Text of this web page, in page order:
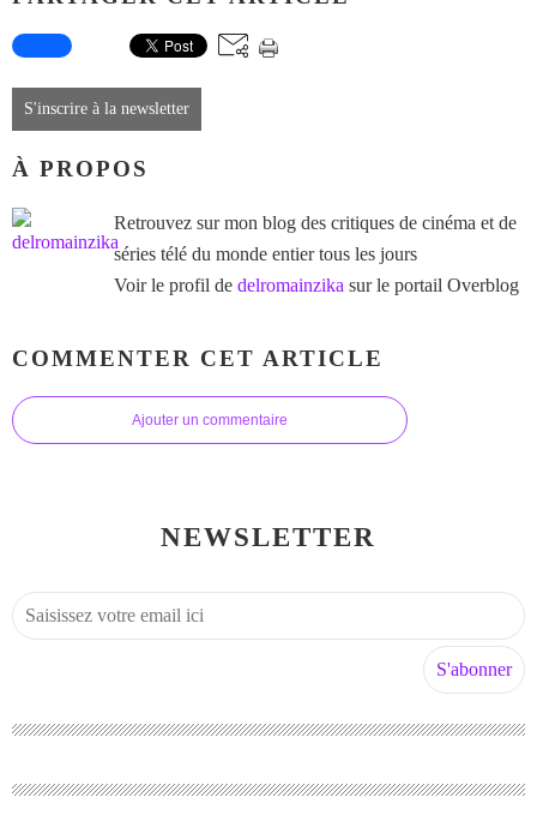
S'inscrire à la newsletter
À PROPOS
Retrouvez sur mon blog des critiques de cinéma et de
séries télé du monde entier tous les jours
Voir le profil de delromainzika sur le portail Overblog
COMMENTER CET ARTICLE
Ajouter un commentaire
NEWSLETTER